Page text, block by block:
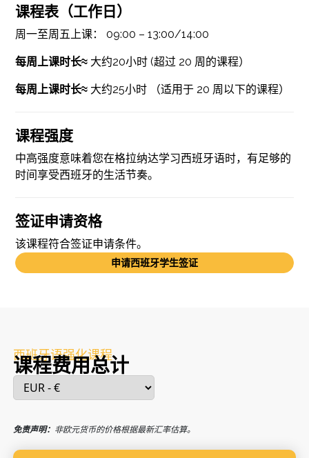
课程表（工作日）
周一至周五上课： 09:00 – 13:00/14:00
每周上课时长≈ 大约20小时 (超过 20 周的课程）
每周上课时长≈ 大约25小时 （适用于 20 周以下的课程）
课程强度
中高强度意味着您在格拉纳达学习西班牙语时，有足够的
时间享受西班牙的生活节奏。
签证申请资格
该课程符合签证申请条件。
申请西班牙学生签证
西班牙语强化课程
课程费用总计
免责声明： 非欧元货币的价格根据最新汇率估算。